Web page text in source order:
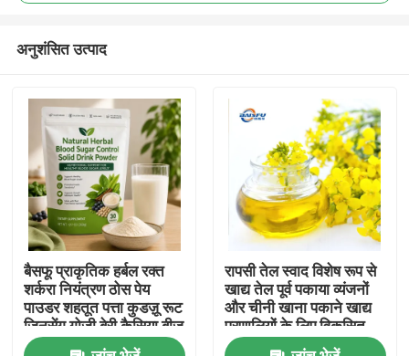
अनुशंसित उत्पाद
बैसफू प्राकृतिक हर्बल रक्त
शर्करा नियंत्रण ठोस पेय
पाउडर शहतूत पत्ता कुडज़ू रूट
जिनसेंग गोजी बेरी कैसिया बीज
स्वस्थ ग्लूकोज समर्थन के लिए
रापसी तेल स्वाद विशेष रूप से
खाद्य तेल पूर्व पकाया व्यंजनों
और चीनी खाना पकाने खाद्य
प्रणालियों के लिए विकसित